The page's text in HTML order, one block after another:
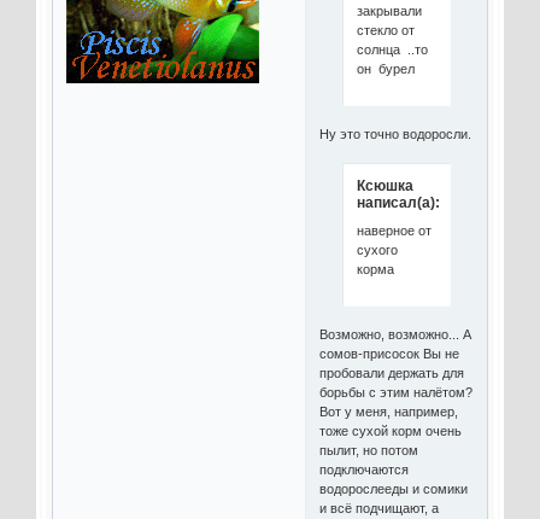
закрывали
стекло от
солнца ..то
он бурел
Ну это точно водоросли.
Ксюшка
написал(а):
наверное от
сухого
корма
Возможно, возможно... А
сомов-присосок Вы не
пробовали держать для
борьбы с этим налётом?
Вот у меня, например,
тоже сухой корм очень
пылит, но потом
подключаются
водорослееды и сомики
и всё подчищают, а